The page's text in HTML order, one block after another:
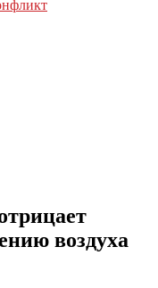
воздуха